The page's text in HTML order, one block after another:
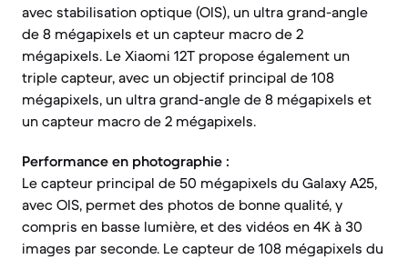
avec stabilisation optique (OIS), un ultra grand-angle
de 8 mégapixels et un capteur macro de 2
mégapixels. Le Xiaomi 12T propose également un
triple capteur, avec un objectif principal de 108
mégapixels, un ultra grand-angle de 8 mégapixels et
un capteur macro de 2 mégapixels.
Performance en photographie :
Le capteur principal de 50 mégapixels du Galaxy A25,
avec OIS, permet des photos de bonne qualité, y
compris en basse lumière, et des vidéos en 4K à 30
images par seconde. Le capteur de 108 mégapixels du